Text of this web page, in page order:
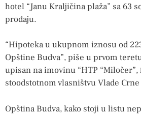
hotel “Janu Kraljičina plaža” sa 63
prodaju.
“Hipoteka u ukupnom iznosu od
Opštine Budva”, piše u prvom
upisan na imovinu “HTP
stoodstotnom vlasništvu Vlade Crne
Opština Budva, kako stoji u listu